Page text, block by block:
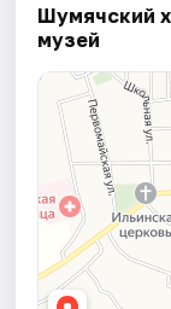
Шумячский
музей